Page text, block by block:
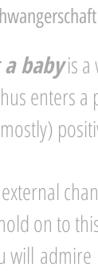
babyis a
enters a
on to
will admire